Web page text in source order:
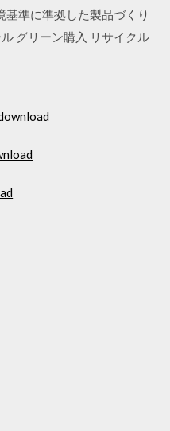
基準に準拠した製品づくり
グリーン購入 リサイクル